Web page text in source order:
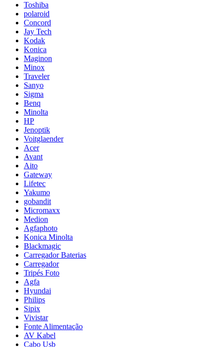
Toshiba
polaroid
Concord
Jay Tech
Kodak
Konica
Maginon
Minox
Traveler
Sanyo
Sigma
Benq
Minolta
HP
Jenoptik
Voitglaender
Acer
Avant
Aito
Gateway
Lifetec
Yakumo
gobandit
Micromaxx
Medion
Agfaphoto
Konica Minolta
Blackmagic
Carregador Baterias
Carregador
Tripés Foto
Agfa
Hyundai
Philips
Sipix
Vivistar
Fonte Alimentação
AV Kabel
Cabo Usb